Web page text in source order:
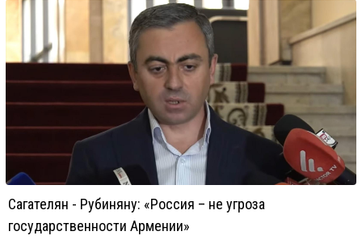
Сагателян - Рубиняну: «Россия – не угроза
государственности Армении»